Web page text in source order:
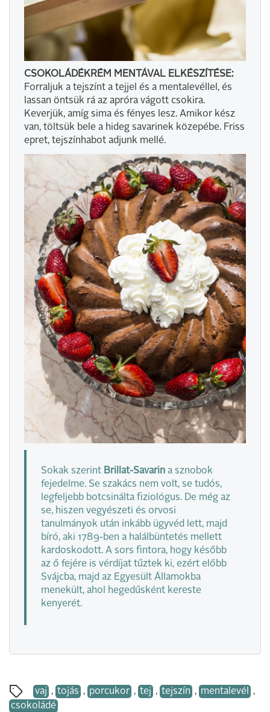
CSOKOLÁDÉKRÉM MENTÁVAL ELKÉSZÍTÉSE:
Forraljuk a tejszínt a tejjel és a mentalevéllel, és
lassan öntsük rá az apróra vágott csokira.
Keverjük, amíg sima és fényes lesz. Amikor kész
van, töltsük bele a hideg savarinek közepébe. Friss
epret, tejszínhabot adjunk mellé.
Sokak szerint Brillat-Savarin a sznobok
fejedelme. Se szakács nem volt, se tudós,
legfeljebb botcsinálta fiziológus. De még az
se, hiszen vegyészeti és orvosi
tanulmányok után inkább ügyvéd lett, majd
bíró, aki 1789-ben a halálbüntetés mellett
kardoskodott. A sors fintora, hogy később
az ő fejére is vérdíjat tűztek ki, ezért előbb
Svájcba, majd az Egyesült Államokba
menekült, ahol hegedűsként kereste
kenyerét.
vaj , tojás , porcukor , tej , tejszín , mentalevél ,
csokoládé